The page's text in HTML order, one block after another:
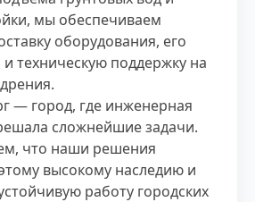
мы обеспечиваем
оборудования, его
техническую поддержку на
— город, где инженерная
сложнейшие задачи.
что наши решения
высокому наследию и
работу городских